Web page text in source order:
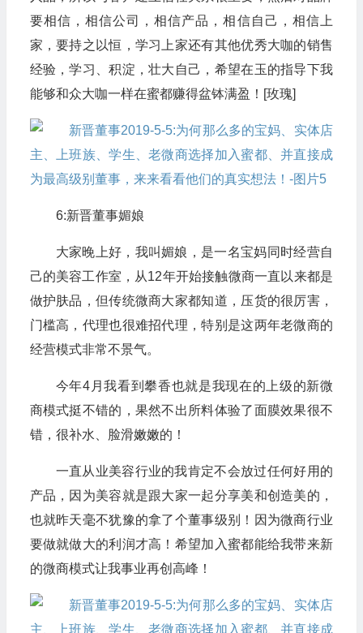
要相信，相信公司，相信产品，相信自己，相信上
家，要持之以恒，学习上家还有其他优秀大咖的销售
经验，学习、积淀，壮大自己，希望在玉的指导下我
能够和众大咖一样在蜜都赚得盆钵满盈！[玫瑰]
6:新晋董事媚娘
大家晚上好，我叫媚娘，是一名宝妈同时经营自
己的美容工作室，从12年开始接触微商一直以来都是
做护肤品，但传统微商大家都知道，压货的很厉害，
门槛高，代理也很难招代理，特别是这两年老微商的
经营模式非常不景气。
今年4月我看到攀香也就是我现在的上级的新微
商模式挺不错的，果然不出所料体验了面膜效果很不
错，很补水、脸滑嫩嫩的！
一直从业美容行业的我肯定不会放过任何好用的
产品，因为美容就是跟大家一起分享美和创造美的，
也就昨天毫不犹豫的拿了个董事级别！因为微商行业
要做就做大的利润才高！希望加入蜜都能给我带来新
的微商模式让我事业再创高峰！